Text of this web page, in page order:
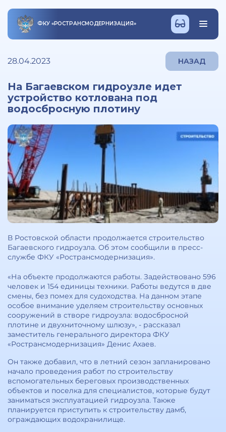
ФКУ «РОСТРАНСМОДЕРНИЗАЦИЯ»
28.04.2023 НАЗАД
На Багаевском гидроузле идет
устройство котлована под
водосбросную плотину
В Ростовской области продолжается строительство
Багаевского гидроузла. Об этом сообщили в пресс-
службе ФКУ «Ространсмодернизация».
«На объекте продолжаются работы. Задействовано 596
человек и 154 единицы техники. Работы ведутся в две
смены, без помех для судоходства. На данном этапе
особое внимание уделяем строительству основных
сооружений в створе гидроузла: водосбросной
плотине и двухниточному шлюзу», - рассказал
заместитель генерального директора ФКУ
«Ространсмодернизация» Денис Ахаев.
Он также добавил, что в летний сезон запланировано
начало проведения работ по строительству
вспомогательных береговых производственных
объектов и поселка для специалистов, которые будут
заниматься эксплуатацией гидроузла. Также
планируется приступить к строительству дамб,
ограждающих водохранилище.